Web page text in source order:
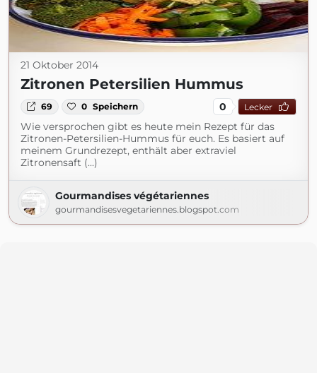
21 Oktober 2014
Zitronen Petersilien Hummus
69 0 Speichern 0 Lecker
Wie versprochen gibt es heute mein Rezept für das
Zitronen-Petersilien-Hummus für euch. Es basiert auf
meinem Grundrezept, enthält aber extraviel
Zitronensaft (...)
Gourmandises végétariennes
gourmandisesvegetariennes.blogspot.com